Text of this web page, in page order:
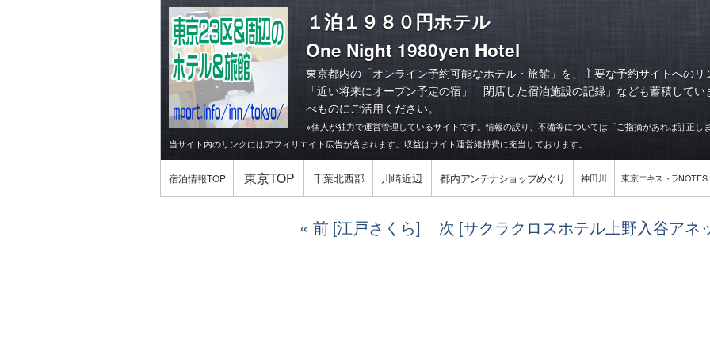
１泊１９８０円ホテル
One Night 1980yen Hotel
東京都内の「オンライン予約可能なホテル・旅館」を、主要な予約サイトへの
「近い将来にオープン予定の宿」「閉店した宿泊施設の記録」なども蓄積してい
べものにご活用ください。
※個人が独力で運営管理しているサイトです。情報の誤り、不備等については「ご指摘があれば訂正し
当サイト内のリンクにはアフィリエイト広告が含まれます。収益はサイト運営維持費に充当しております。
宿泊情報TOP 東京TOP 千葉北西部 川崎近辺 都内アンテナショップめぐり 神田川 東京エキストラNOTES
前 [江戸さくら] 次 [サクラクロスホテル上野入谷アネ